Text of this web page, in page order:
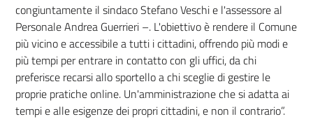
congiuntamente il sindaco Stefano Veschi e l'assessore al
Personale Andrea Guerrieri –. L'obiettivo è rendere il Comune
più vicino e accessibile a tutti i cittadini, offrendo più modi e
più tempi per entrare in contatto con gli uffici, da chi
preferisce recarsi allo sportello a chi sceglie di gestire le
proprie pratiche online. Un'amministrazione che si adatta ai
tempi e alle esigenze dei propri cittadini, e non il contrario”.